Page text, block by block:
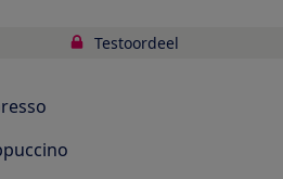
Testoordeel